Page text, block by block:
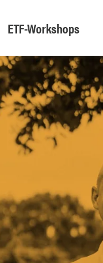
ETF-Workshops